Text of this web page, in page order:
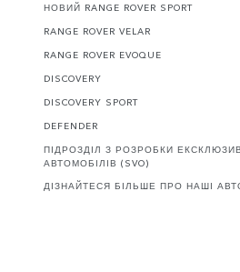
НОВИЙ RANGE ROVER SPORT
RANGE ROVER VELAR
RANGE ROVER EVOQUE
DISCOVERY
DISCOVERY SPORT
DEFENDER
ПІДРОЗДІЛ З РОЗРОБКИ
АВТОМОБІЛІВ (SVO)
ДІЗНАЙТЕСЯ БІЛЬШЕ ПРО НАШІ